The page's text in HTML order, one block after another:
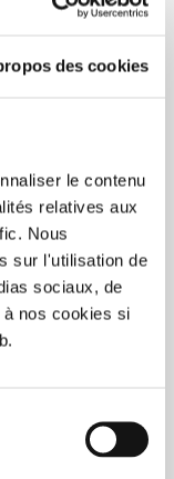
des cookies
le contenu
relatives aux
Nous
sur l'utilisation de
sociaux, de
nos cookies si